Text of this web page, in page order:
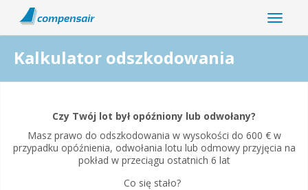
Kalkulator odszkodowania
Tak Nie
Czy Twój lot był opóźniony lub odwołany?
Masz prawo do odszkodowania w wysokości do 600 € w
przypadku opóźnienia, odwołania lotu lub odmowy przyjęcia na
pokład w przeciągu ostatnich 6 lat
Co się stało?